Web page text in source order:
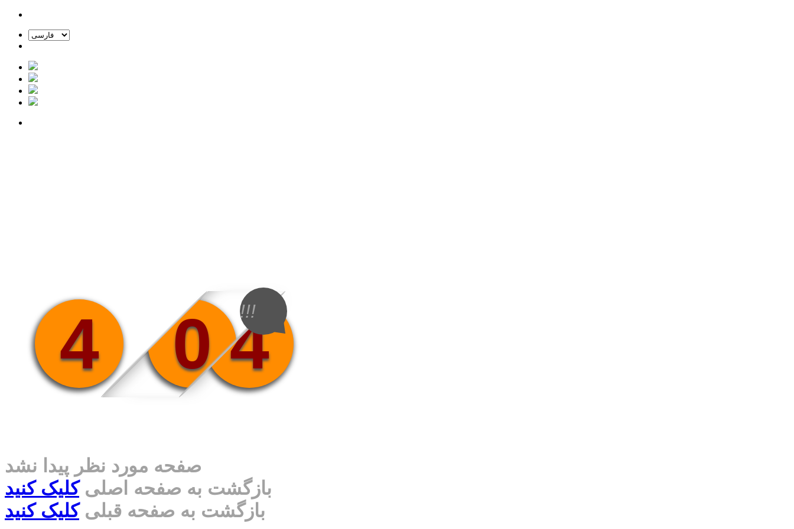
4 0 4
!!!
صفحه مورد نظر پیدا نشد
بازگشت به صفحه اصلیکلیک کنید
بازگشت به صفحه قبلیکلیک کنید